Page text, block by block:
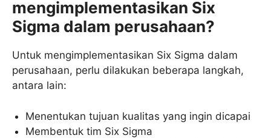
mengimplementasikan Six
Sigma dalam perusahaan?
Untuk mengimplementasikan Six Sigma dalam
perusahaan, perlu dilakukan beberapa langkah,
antara lain:
Menentukan tujuan kualitas yang ingin dicapai
Membentuk tim Six Sigma